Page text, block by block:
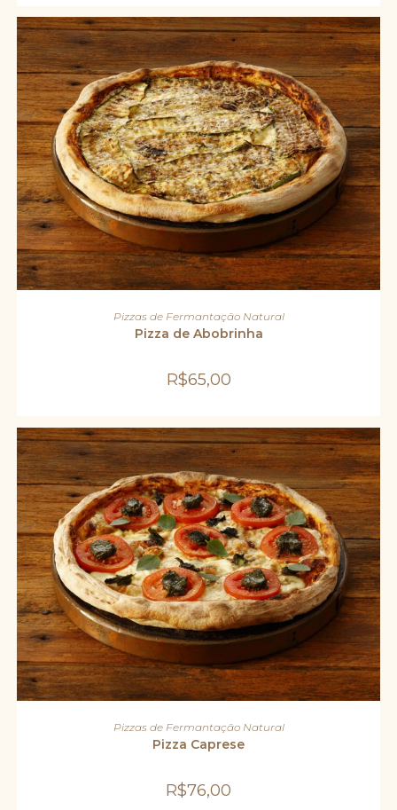
Pizzas de Fermantação Natural
Pizza de Abobrinha
R$65,00
Pizzas de Fermantação Natural
Pizza Caprese
R$76,00